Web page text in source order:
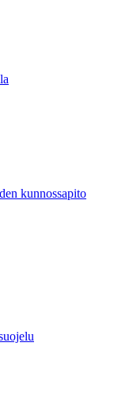
kunnossapito